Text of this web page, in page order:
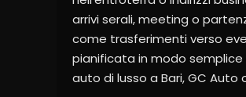
arrivi serali, meeting o
come trasferimenti verso
pianificata in modo semplice
auto di lusso a Bari, GC